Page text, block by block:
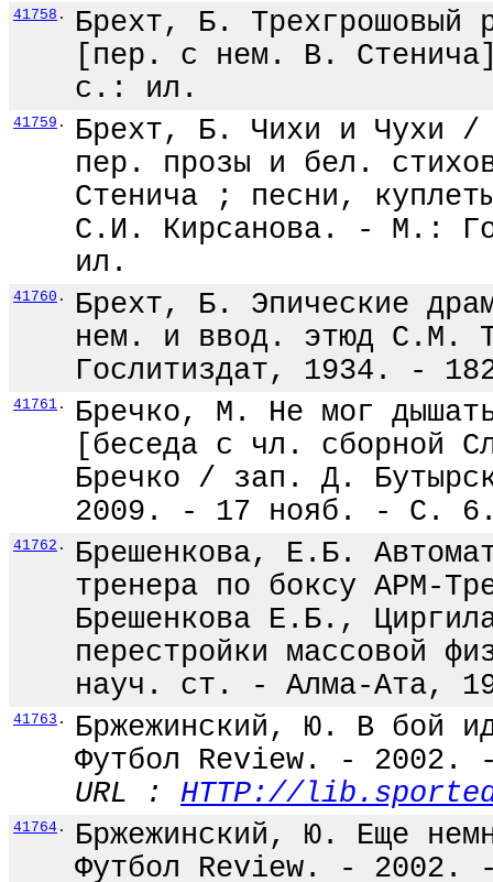
41758 .
Брехт, Б. Трехгрошовый
[пер. с нем. В.
с.: ил.
41759 .
Брехт, Б. Чихи и Чухи /
пер. прозы и бел.
Стенича ; песни,
С.И. Кирсанова. - М.:
ил.
41760 .
Брехт, Б. Эпические
нем. и ввод. этюд С.М.
Гослитиздат, 1934. -
41761 .
Бречко, М. Не мог
[беседа с чл. сборной
Бречко / зап. Д.
2009. - 17 нояб. - С.
41762 .
Брешенкова, Е.Б.
тренера по боксу АРМ-
Брешенкова Е.Б.,
перестройки массовой
науч. ст. - Алма-Ата,
41763 .
Бржежинский, Ю. В бой
Футбол Review. -
URL : HTTP://
41764 .
Бржежинский, Ю. Еще
Футбол Review. -